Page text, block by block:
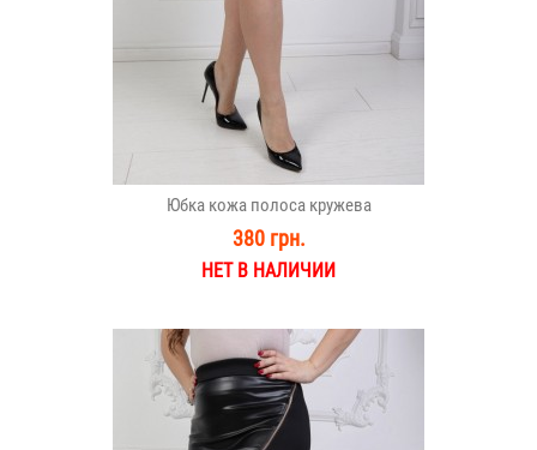
Юбка кожа полоса кружева
380 грн.
НЕТ В НАЛИЧИИ